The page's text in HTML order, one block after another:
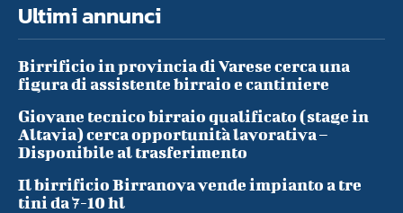
Ultimi annunci
Birrificio in provincia di Varese cerca una
figura di assistente birraio e cantiniere
Giovane tecnico birraio qualificato (stage in
Altavia) cerca opportunità lavorativa –
Disponibile al trasferimento
Il birrificio Birranova vende impianto a tre
tini da 7-10 hl